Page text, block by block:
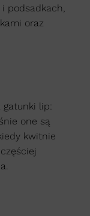
podsadkach,
oraz
gatunki lip:
one są
kwitnie